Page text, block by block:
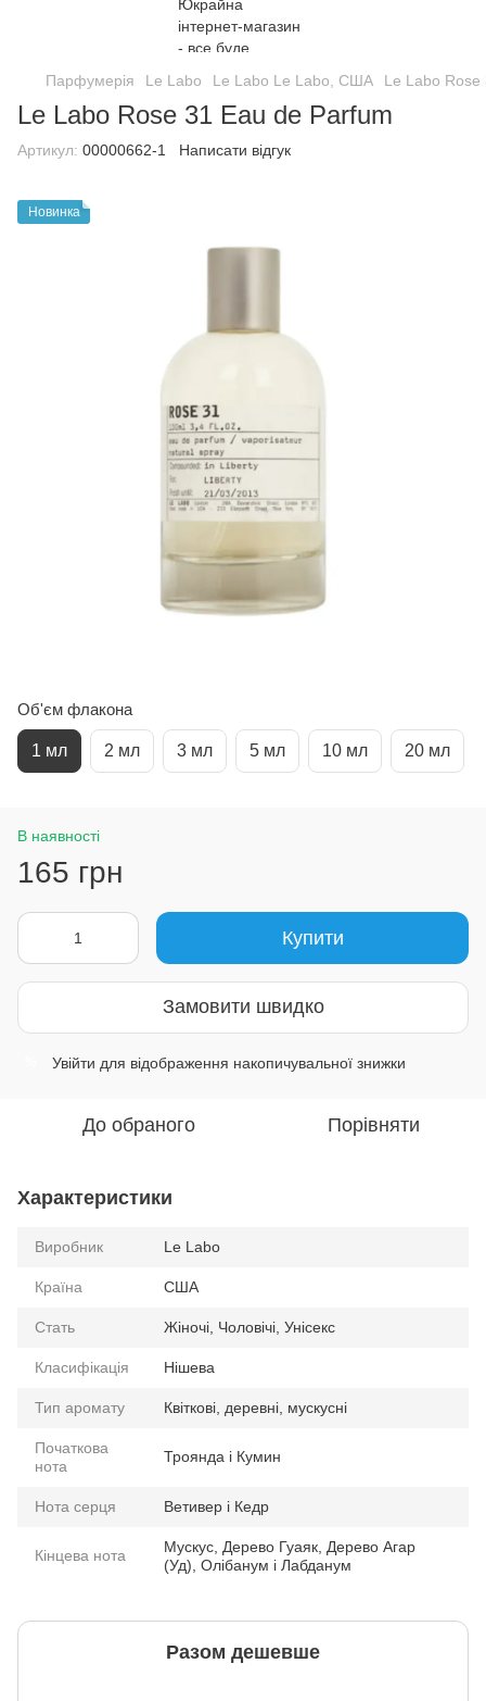
Парфумерія Le Labo Le Labo Le Labo, США Le Labo Rose
Le Labo Rose 31 Eau de Parfum
Артикул: 00000662-1 Написати відгук
Новинка
Об'єм флакона
1 мл 2 мл 3 мл 5 мл 10 мл 20 мл
В наявності
165 грн
Купити
Замовити швидко
Увійти для відображення накопичувальної знижки
До обраного Порівняти
Характеристики
Виробник Le Labo
Країна США
Стать Жіночі, Чоловічі, Унісекс
Класифікація Нішева
Тип аромату Квіткові, деревні, мускусні
Початкова
нота
Троянда і Кумин
Нота серця Ветивер і Кедр
Кінцева нота
Мускус, Дерево Гуаяк, Дерево Агар
(Уд), Олібанум і Лабданум
Разом дешевше